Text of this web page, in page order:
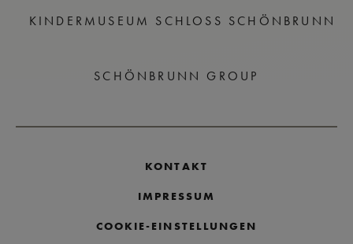
KINDERMUSEUM SCHLOSS SCHÖNBRUNN
SCHÖNBRUNN GROUP
KONTAKT
IMPRESSUM
COOKIE-EINSTELLUNGEN